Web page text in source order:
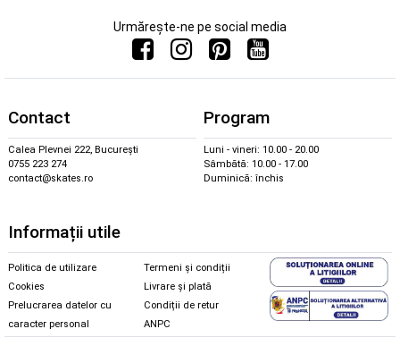
Urmărește-ne pe social media
Contact
Calea Plevnei 222, București
0755 223 274
contact@skates.ro
Program
Luni - vineri: 10.00 - 20.00
Sâmbătă: 10.00 - 17.00
Duminică: închis
Informații utile
Politica de utilizare
Cookies
Prelucrarea datelor cu
caracter personal
Termeni și condiții
Livrare și plată
Condiții de retur
ANPC